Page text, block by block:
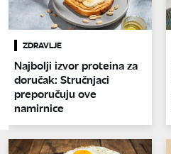
ZDRAVLJE
Najbolji izvor proteina za
doručak: Stručnjaci
preporučuju ove
namirnice